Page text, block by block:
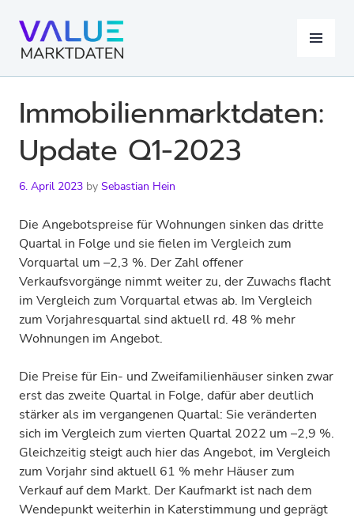
content
MENU
Immobilienmarktdaten:
Update Q1-2023
6. April 2023 by Sebastian Hein
Die Angebotspreise für Wohnungen sinken das dritte
Quartal in Folge und sie fielen im Vergleich zum
Vorquartal um –2,3 %. Der Zahl offener
Verkaufsvorgänge nimmt weiter zu, der Zuwachs flacht
im Vergleich zum Vorquartal etwas ab. Im Vergleich
zum Vorjahresquartal sind aktuell rd. 48 % mehr
Wohnungen im Angebot.
Die Preise für Ein- und Zweifamilienhäuser sinken zwar
erst das zweite Quartal in Folge, dafür aber deutlich
stärker als im vergangenen Quartal: Sie veränderten
sich im Vergleich zum vierten Quartal 2022 um –2,9 %.
Gleichzeitig steigt auch hier das Angebot, im Vergleich
zum Vorjahr sind aktuell 61 % mehr Häuser zum
Verkauf auf dem Markt. Der Kaufmarkt ist nach dem
Wendepunkt weiterhin in Katerstimmung und geprägt